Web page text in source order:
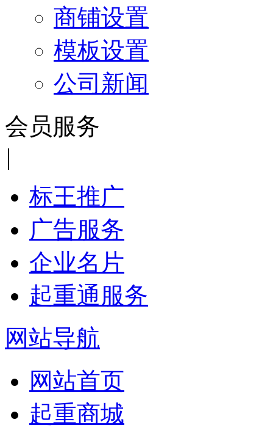
商铺设置
模板设置
公司新闻
会员服务
|
标王推广
广告服务
企业名片
起重通服务
网站导航
网站首页
起重商城